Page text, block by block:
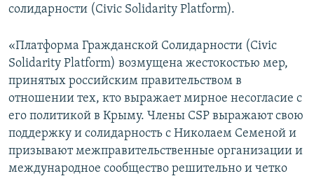
солидарности (Civic Solidarity Platform).
«Платформа Гражданской Солидарности (Civic
Solidarity Platform) возмущена жестокостью мер,
принятых российским правительством в
отношении тех, кто выражает мирное несогласие с
его политикой в Крыму. Члены CSP выражают свою
поддержку и солидарность с Николаем Семеной и
призывают межправительственные организации и
международное сообщество решительно и четко